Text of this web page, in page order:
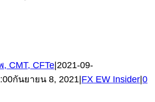
CMT, CFTe|2021-09-
กันยายน 8, 2021|FX EW Insider|0